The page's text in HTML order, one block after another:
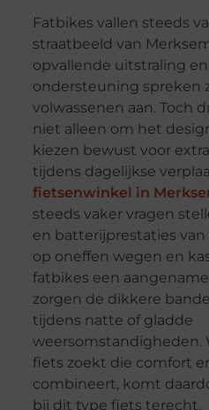
Fatbikes vallen steeds
straatbeeld van
opvallende uitstraling
ondersteuning spreken
volwassenen aan. Toch
niet alleen om het
kiezen bewust voor
tijdens dagelijkse
fietsenwinkel in
steeds vaker vragen
en batterijprestaties van
op oneffen wegen en
fatbikes een
zorgen de dikkere
tijdens natte of gladde
weersomstandigheden.
fiets zoekt die comfort
combineert, komt
bij dit type fiets terecht.